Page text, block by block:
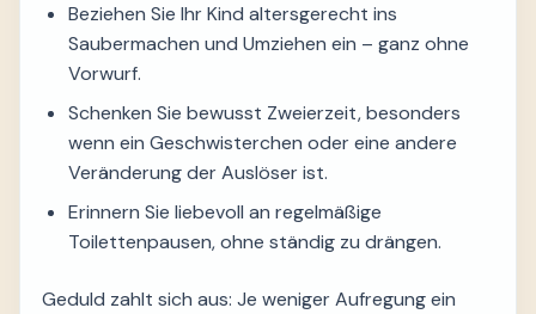
Beziehen Sie Ihr Kind altersgerecht ins
Saubermachen und Umziehen ein – ganz ohne
Vorwurf.
Schenken Sie bewusst Zweierzeit, besonders
wenn ein Geschwisterchen oder eine andere
Veränderung der Auslöser ist.
Erinnern Sie liebevoll an regelmäßige
Toilettenpausen, ohne ständig zu drängen.
Geduld zahlt sich aus: Je weniger Aufregung ein